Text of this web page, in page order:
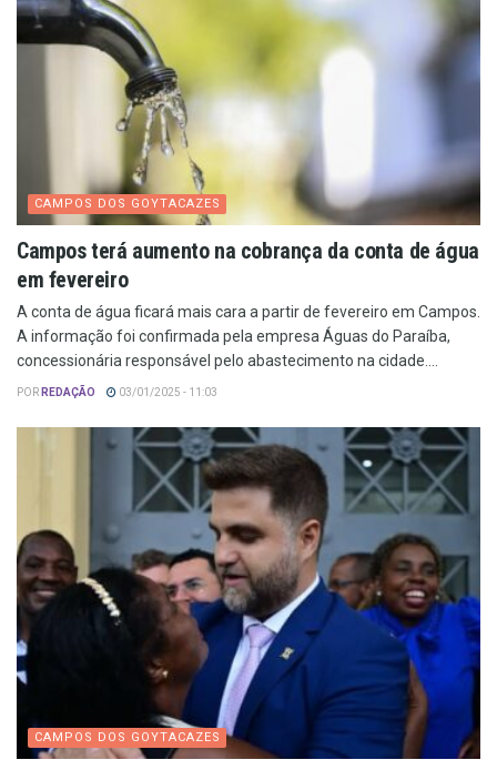
CAMPOS DOS GOYTACAZES
Campos terá aumento na cobrança da conta de água
em fevereiro
A conta de água ficará mais cara a partir de fevereiro em Campos.
A informação foi confirmada pela empresa Águas do Paraíba,
concessionária responsável pelo abastecimento na cidade....
POR REDAÇÃO 03/01/2025 - 11:03
CAMPOS DOS GOYTACAZES